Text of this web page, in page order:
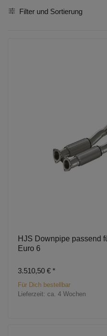
Filter und Sortierung
HJS Downpipe passend
Euro 6
3.510,50 € *
Für Dich bestellbar
Lieferzeit: ca. 4 Wochen